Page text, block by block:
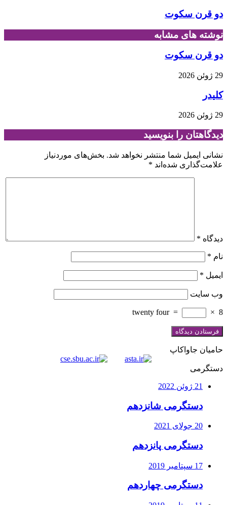
دو قرن سکوت
نوشته های مشابه
دو قرن سکوت
29 ژوئن 2026
کلیدر
29 ژوئن 2026
دیدگاهتان را بنویسید
نشانی ایمیل شما منتشر نخواهد شد. بخش‌های موردنیاز
علامت‌گذاری شده‌اند *
دیدگاه *
نام *
ایمیل *
وب‌ سایت
8
×
=
twenty four
حامیان جاواکاپ
دستگرمی
21 ژوئن 2022
دستگرمی شانزدهم
20 جولای 2021
دستگرمی پانزدهم
17 سپتامبر 2019
دستگرمی چهاردهم